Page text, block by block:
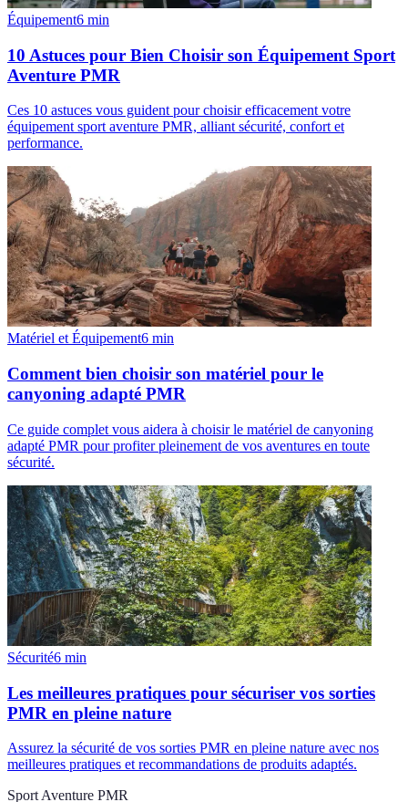
Équipement6 min
10 Astuces pour Bien Choisir son Équipement Sport
Aventure PMR
Ces 10 astuces vous guident pour choisir efficacement votre
équipement sport aventure PMR, alliant sécurité, confort et
performance.
Matériel et Équipement6 min
Comment bien choisir son matériel pour le
canyoning adapté PMR
Ce guide complet vous aidera à choisir le matériel de canyoning
adapté PMR pour profiter pleinement de vos aventures en toute
sécurité.
Sécurité6 min
Les meilleures pratiques pour sécuriser vos sorties
PMR en pleine nature
Assurez la sécurité de vos sorties PMR en pleine nature avec nos
meilleures pratiques et recommandations de produits adaptés.
Sport Aventure PMR